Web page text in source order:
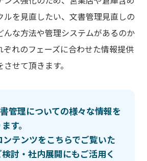
ルを見直したい、文書管理見直しの
んな方法や管理システムがあるのか
れのフェーズに合わせた情報提供
せて頂きます。
管理についての様々な情報を
す。
テンツをこちらでご覧いた
討・社内展開にもご活用く